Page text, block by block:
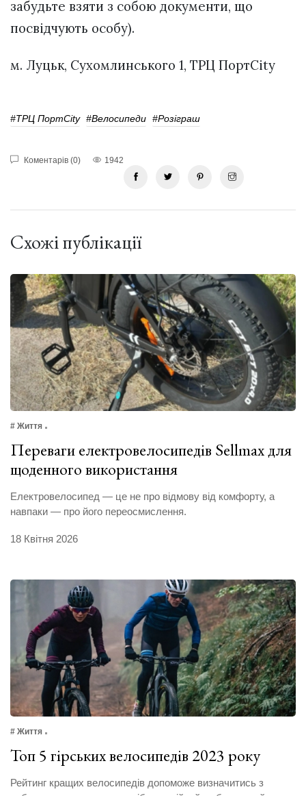
забудьте взяти з собою документи, що
посвідчують особу).
м. Луцьк, Сухомлинського 1, ТРЦ ПортCity
#ТРЦ ПортCity #велосипеди #розіграш
Коментарів (0) 1942
Схожі публікації
# Життя
Переваги електровелосипедів Sellmax для
щоденного використання
Електровелосипед — це не про відмову від комфорту, а
навпаки — про його переосмислення.
18 Квітня 2026
# Життя
Топ 5 гірських велосипедів 2023 року
Рейтинг кращих велосипедів допоможе визначитись з